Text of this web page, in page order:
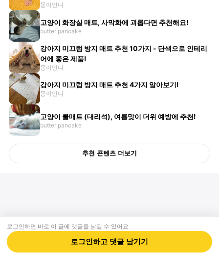
몽이언니
고양이 화장실 매트, 사막화에 괴롭다면 추천해요!
butter pancake
강아지 미끄럼 방지 매트 추천 10가지 - 단색으로 인테리
어에 좋은 제품!
몽이언니
강아지 미끄럼 방지 매트 추천 4가지 알아보기!
몽이언니
고양이 쿨매트 (대리석), 여름맞이 더위 예방에 추천!
butter pancake
추천 콘텐츠 더보기
로그인하면 바로 이 글에 댓글을 남길 수 있어요
로그인하고 댓글 남기기